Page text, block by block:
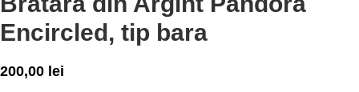
Encircled, tip bara
200,00 lei